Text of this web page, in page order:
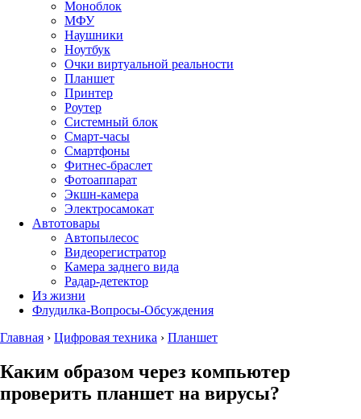
Моноблок
МФУ
Наушники
Ноутбук
Очки виртуальной реальности
Планшет
Принтер
Роутер
Системный блок
Смарт-часы
Смартфоны
Фитнес-браслет
Фотоаппарат
Экшн-камера
Электросамокат
Автотовары
Автопылесос
Видеорегистратор
Камера заднего вида
Радар-детектор
Из жизни
Флудилка-Вопросы-Обсуждения
Главная › Цифровая техника › Планшет
Каким образом через компьютер
проверить планшет на вирусы?